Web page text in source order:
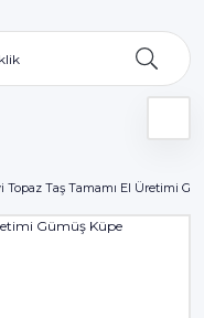
Topaz Taş Tamamı El Üretimi